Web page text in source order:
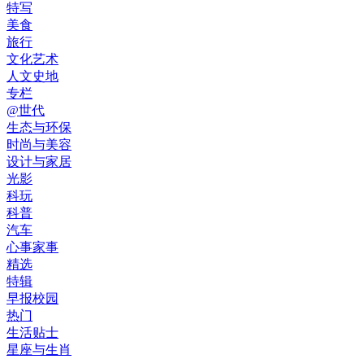
特写
美食
旅行
文化艺术
人文史地
专栏
@世代
生态与环保
时尚与美容
设计与家居
光影
科玩
科普
汽车
心事家事
精选
特辑
早报校园
热门
生活贴士
星座与生肖